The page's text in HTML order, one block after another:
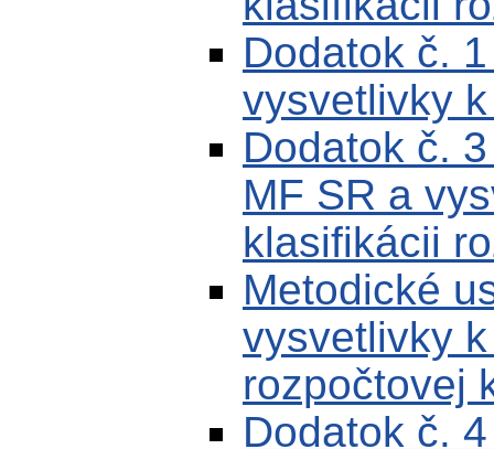
Dodatok č.
vysvetlivky
Dodatok č.
MF SR a
klasifikácii
Metodické
vysvetlivky
rozpočtovej
Dodatok č.